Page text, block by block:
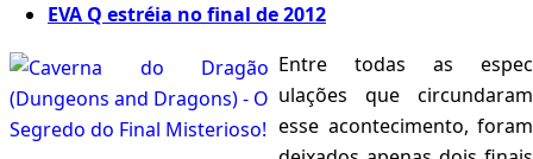
EVA Q estréia no final de 2012
Entre todas as espec
ulações que circundaram
esse acontecimento, foram